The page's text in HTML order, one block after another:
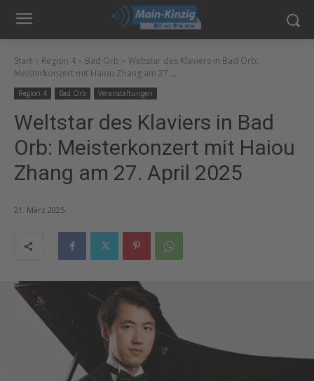
Start Region 4 Bad Orb
Weltstar des Klaviers in Bad Orb:
Meisterkonzert mit Haiou Zhang am 27....
Region 4 Bad Orb Veranstaltungen
Weltstar des Klaviers in Bad
Orb: Meisterkonzert mit Haiou
Zhang am 27. April 2025
21. März 2025